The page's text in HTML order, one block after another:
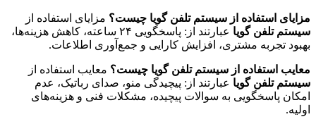
مزایای استفاده از سیستم تلفن گویا چیست؟ مزایای استفاده از
سیستم تلفن گویا
عبارتند از: پاسخگویی ۲۴ ساعته، کاهش هزینه‌ها،
بهبود تجربه مشتری، افزایش کارایی و جمع‌آوری اطلاعات.
معایب استفاده از سیستم تلفن گویا چیست؟ معایب استفاده از
سیستم تلفن گویا عبارتند از: پیچیدگی منو، صدای رباتیک، عدم
امکان پاسخگویی به سوالات پیچیده، مشکلات فنی و هزینه‌های
اولیه.